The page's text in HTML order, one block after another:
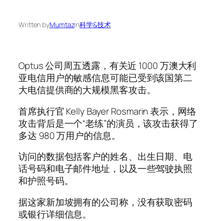
Written byMumtazin科学&技术
Optus 公司周五透露，有关近 1000 万澳大利
亚电信用户的敏感信息可能已受到该国第二
大电信提供商的大规模黑客攻击。
首席执行官 Kelly Bayer Rosmarin 表示，网络
攻击背后是一个“老练”的演员，该攻击获得了
多达 980 万用户的信息。
访问的数据包括客户的姓名、出生日期、电
话号码和电子邮件地址，以及一些驾驶执照
和护照号码。
据这家新加坡拥有的公司称，没有获取密码
或银行详细信息。